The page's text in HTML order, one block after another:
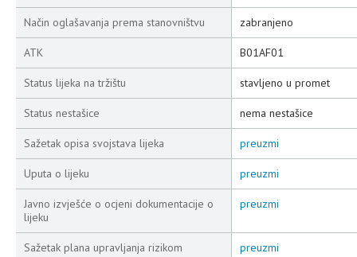
Način oglašavanja prema stanovništvu zabranjeno
ATK B01AF01
Status lijeka na tržištu stavljeno u promet
Status nestašice nema nestašice
Sažetak opisa svojstava lijeka preuzmi
Uputa o lijeku preuzmi
Javno izvješće o ocjeni dokumentacije o
lijeku
preuzmi
Sažetak plana upravljanja rizikom preuzmi